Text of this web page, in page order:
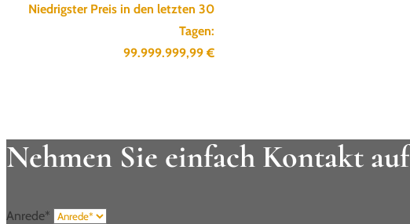
Niedrigster Preis in den letzten 30
Tagen:
99.999.999,99€
Nehmen Sie einfach Kontakt auf
Anrede*